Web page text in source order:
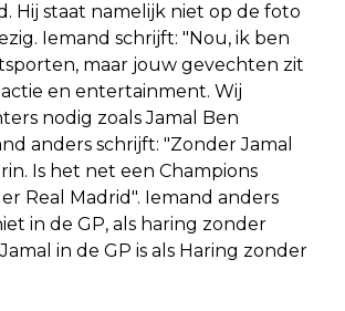
Hij staat namelijk niet op de foto
Iemand schrijft: "Nou, ik ben
maar jouw gevechten zit
en entertainment. Wij
nodig zoals Jamal Ben
anders schrijft: "Zonder Jamal
Is het net een Champions
Real Madrid". Iemand anders
in de GP, als haring zonder
in de GP is als Haring zonder